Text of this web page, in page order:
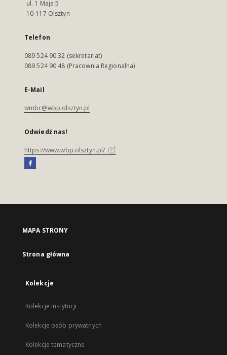
ul. 1 Maja 5
10-117 Olsztyn
Telefon
089 524 90 32 (sekretariat)
089 524 90 48 (Pracownia Regionalna)
E-Mail
wmbc@wbp.olsztyn.pl
Odwiedź nas!
https://www.wbp.olsztyn.pl/
MAPA STRONY
Strona główna
Kolekcje
Kolekcje instytucji
Kolekcje osób prywatnych
Kolekcje tematyczne